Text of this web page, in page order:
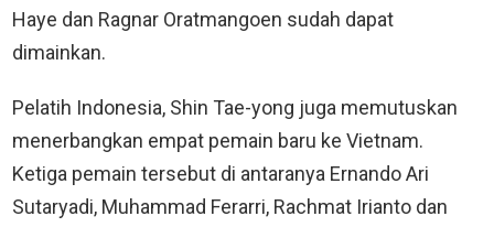
Haye dan Ragnar Oratmangoen sudah dapat
dimainkan.
Pelatih Indonesia, Shin Tae-yong juga memutuskan
menerbangkan empat pemain baru ke Vietnam.
Ketiga pemain tersebut di antaranya Ernando Ari
Sutaryadi, Muhammad Ferarri, Rachmat Irianto dan